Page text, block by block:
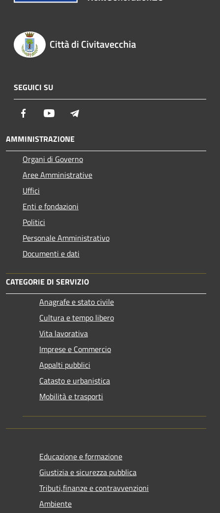
Città di Civitavecchia
SEGUICI SU
Facebook Youtube
AMMINISTRAZIONE
Organi di Governo
Aree Amministrative
Uffici
Enti e fondazioni
Politici
Personale Amministrativo
Documenti e dati
CATEGORIE DI SERVIZIO
Anagrafe e stato civile
Cultura e tempo libero
Vita lavorativa
Imprese e Commercio
Appalti pubblici
Catasto e urbanistica
Mobilità e trasporti
Educazione e formazione
Giustizia e sicurezza pubblica
Tributi,finanze e contravvenzioni
Ambiente